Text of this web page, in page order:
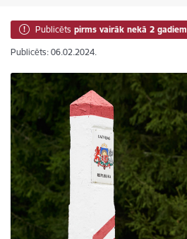
Publicēts pirms vairāk nekā 2 gadiem
Publicēts: 06.02.2024.